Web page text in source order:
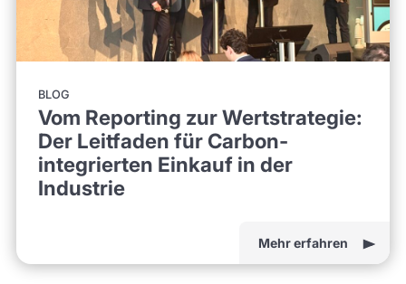
BLOG
Vom Reporting zur Wertstrategie:
Der Leitfaden für Carbon-
integrierten Einkauf in der
Industrie
Mehr erfahren